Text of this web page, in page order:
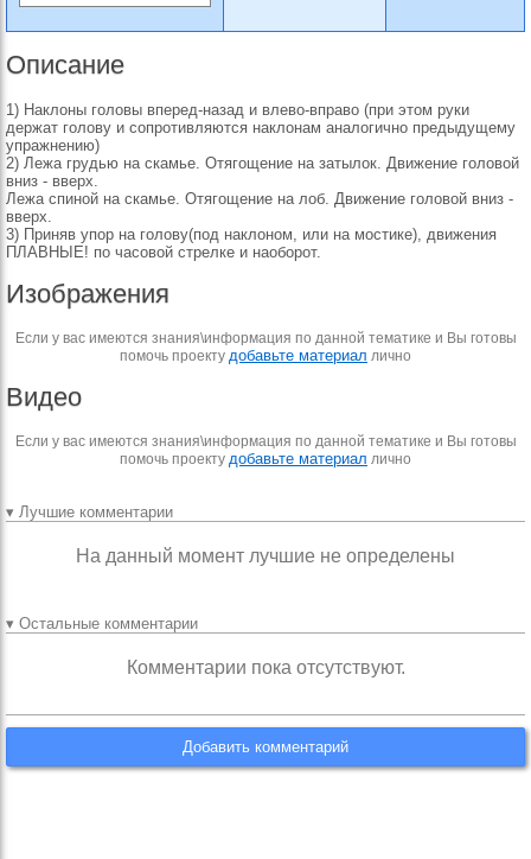
Описание
1) Наклоны головы вперед-назад и влево-вправо (при этом руки
держат голову и сопротивляются наклонам аналогично предыдущему
упражнению)
2) Лежа грудью на скамье. Отягощение на затылок. Движение головой
вниз - вверх.
Лежа спиной на скамье. Отягощение на лоб. Движение головой вниз -
вверх.
3) Приняв упор на голову(под наклоном, или на мостике), движения
ПЛАВНЫЕ! по часовой стрелке и наоборот.
Изображения
Если у вас имеются знания\информация по данной тематике и Вы готовы
помочь проекту добавьте материал лично
Видео
Если у вас имеются знания\информация по данной тематике и Вы готовы
помочь проекту добавьте материал лично
▾ Лучшие комментарии
На данный момент лучшие не определены
▾ Остальные комментарии
Комментарии пока отсутствуют.
Добавить комментарий